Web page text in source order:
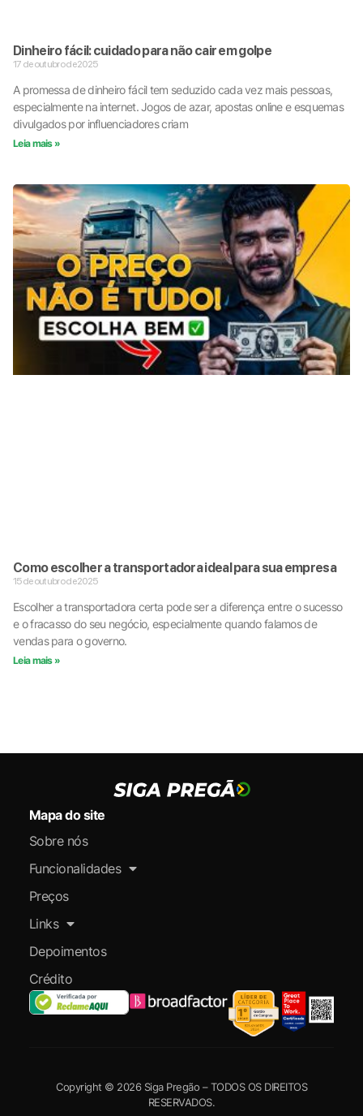
Dinheiro fácil: cuidado para não cair em golpe
17 de outubro de 2025
A promessa de dinheiro fácil tem seduzido cada vez mais pessoas,
especialmente na internet. Jogos de azar, apostas online e esquemas
divulgados por influenciadores criam
Leia mais »
Como escolher a transportadora ideal para sua empresa
15 de outubro de 2025
Escolher a transportadora certa pode ser a diferença entre o sucesso
e o fracasso do seu negócio, especialmente quando falamos de
vendas para o governo.
Leia mais »
Mapa do site
Sobre nós
Funcionalidades
Preços
Links
Depoimentos
Crédito
Copyright © 2026 Siga Pregão – TODOS OS DIREITOS
RESERVADOS.